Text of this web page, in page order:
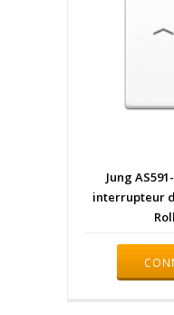
Jung
interrupteur